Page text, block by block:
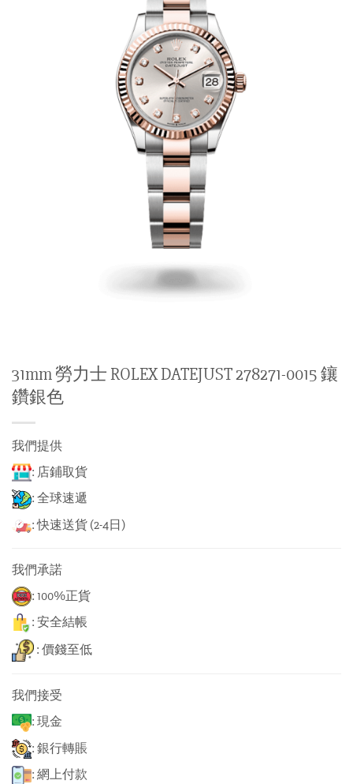
31mm 勞力士 ROLEX DATEJUST 278271-0015 鑲
鑽銀色
我們提供
: 店鋪取貨
: 全球速遞
: 快速送貨 (2-4日)
我們承諾
: 100%正貨
: 安全結帳
: 價錢至低
我們接受
: 現金
: 銀行轉賬
: 網上付款